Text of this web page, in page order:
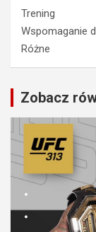
Trening
Wspomaganie
Różne
Zobacz